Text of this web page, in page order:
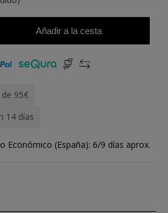
Añadir a la cesta
95€
14 días
Económico (España): 6/9 días aprox.